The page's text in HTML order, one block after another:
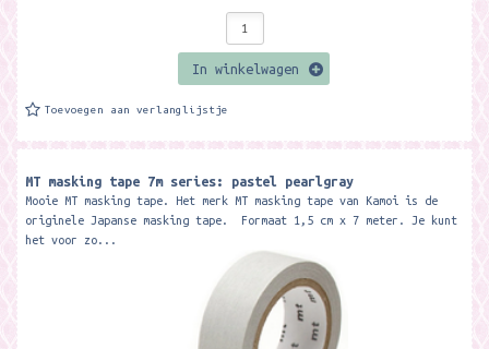
In winkelwagen
Toevoegen aan verlanglijstje
MT masking tape 7m series: pastel pearlgray
Mooie MT masking tape. Het merk MT masking tape van Kamoi is de
originele Japanse masking tape. Formaat 1,5 cm x 7 meter. Je kunt
het voor zo...